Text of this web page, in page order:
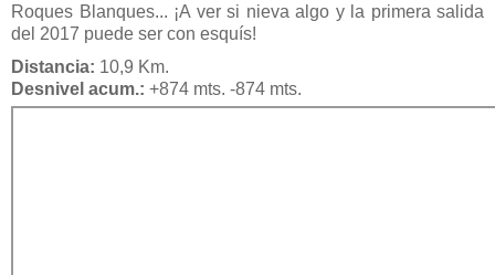
Roques Blanques... ¡A ver si nieva algo y la primera salida
del 2017 puede ser con esquís!
Distancia: 10,9 Km.
Desnivel acum.: +874 mts. -874 mts.